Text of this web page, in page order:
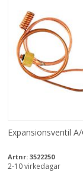
Expansionsventil
Artnr: 3522250
2-10 virkedagar